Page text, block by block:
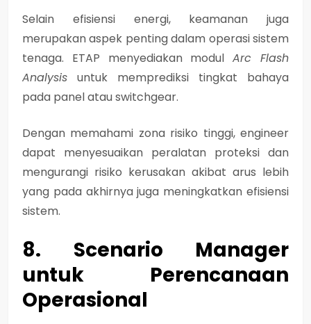
Selain efisiensi energi, keamanan juga
merupakan aspek penting dalam operasi sistem
tenaga. ETAP menyediakan modulArc Flash
Analysis untuk memprediksi tingkat bahaya
pada panel atau switchgear.
Dengan memahami zona risiko tinggi, engineer
dapat menyesuaikan peralatan proteksi dan
mengurangi risiko kerusakan akibat arus lebih
yang pada akhirnya juga meningkatkan efisiensi
sistem.
8. Scenario Manager
untuk Perencanaan
Operasional